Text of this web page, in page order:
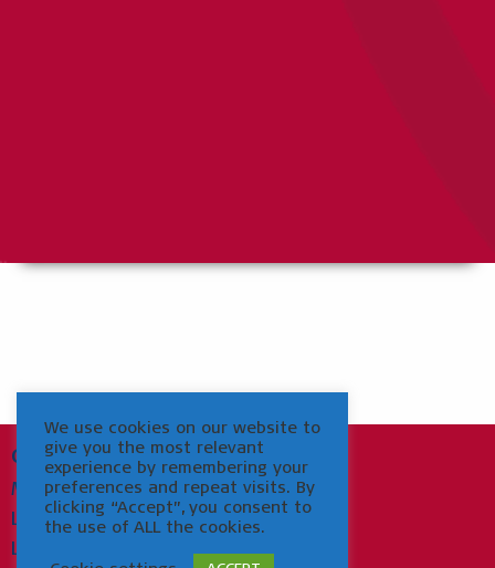
OM MUSEUM HELSINGØR
Medarbejdere
Ledig stilling
Links
We use cookies on our website to
give you the most relevant
experience by remembering your
preferences and repeat visits. By
clicking “Accept”, you consent to
the use of ALL the cookies.